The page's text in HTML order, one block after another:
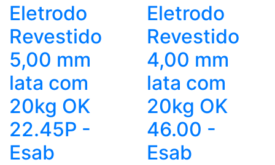
Eletrodo
Revestido
5,00 mm
lata com
20kg OK
22.45P -
Esab
Eletrodo
Revestido
4,00 mm
lata com
20kg OK
46.00 -
Esab